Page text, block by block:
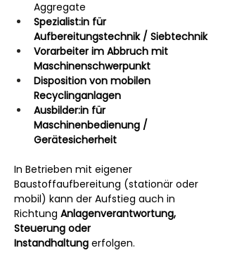
Aggregate
Spezialist:in für
Aufbereitungstechnik / Siebtechnik
Vorarbeiter im Abbruch mit
Maschinenschwerpunkt
Disposition von mobilen
Recyclinganlagen
Ausbilder:in für
Maschinenbedienung /
Gerätesicherheit
In Betrieben mit eigener
Baustoffaufbereitung (stationär oder
mobil) kann der Aufstieg auch in
Richtung Anlagenverantwortung,
Steuerung oder
Instandhaltung erfolgen.